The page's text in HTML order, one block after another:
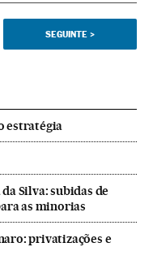
SEGUINTE >
estratégia
Silva: subidas de
as minorias
privatizações e